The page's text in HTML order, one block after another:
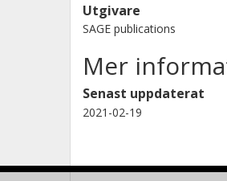
Utgivare
SAGE publications
Mer
Senast uppdaterat
2021-02-19